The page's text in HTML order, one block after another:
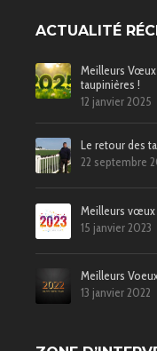
ACTUALITÉ
Meilleurs
taupinières !
12 janvier 2025
Le retour des
22 septembre
Meilleurs vœux
15 janvier 2023
Meilleurs
13 janvier 2022